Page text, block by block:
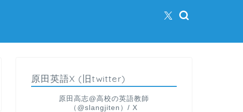
原田英語X (旧twitter)
原田高志@高校の英語教師
（@slangjiten）/ X